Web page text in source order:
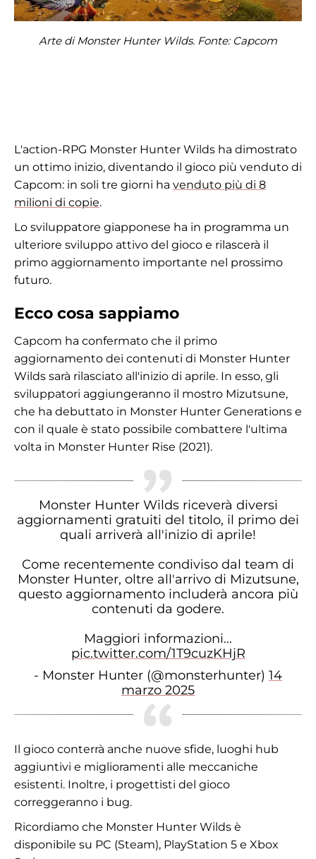
Arte di Monster Hunter Wilds. Fonte: Capcom
L'action-RPG Monster Hunter Wilds ha dimostrato
un ottimo inizio, diventando il gioco più venduto di
Capcom: in soli tre giorni ha venduto più di 8
milioni di copie.
Lo sviluppatore giapponese ha in programma un
ulteriore sviluppo attivo del gioco e rilascerà il
primo aggiornamento importante nel prossimo
futuro.
Ecco cosa sappiamo
Capcom ha confermato che il primo
aggiornamento dei contenuti di Monster Hunter
Wilds sarà rilasciato all'inizio di aprile. In esso, gli
sviluppatori aggiungeranno il mostro Mizutsune,
che ha debuttato in Monster Hunter Generations e
con il quale è stato possibile combattere l'ultima
volta in Monster Hunter Rise (2021).
Monster Hunter Wilds riceverà diversi
aggiornamenti gratuiti del titolo, il primo dei
quali arriverà all'inizio di aprile!
Come recentemente condiviso dal team di
Monster Hunter, oltre all'arrivo di Mizutsune,
questo aggiornamento includerà ancora più
contenuti da godere.
Maggiori informazioni...
pic.twitter.com/1T9cuzKHjR
- Monster Hunter (@monsterhunter) 14
marzo 2025
Il gioco conterrà anche nuove sfide, luoghi hub
aggiuntivi e miglioramenti alle meccaniche
esistenti. Inoltre, i progettisti del gioco
correggeranno i bug.
Ricordiamo che Monster Hunter Wilds è
disponibile su PC (Steam), PlayStation 5 e Xbox